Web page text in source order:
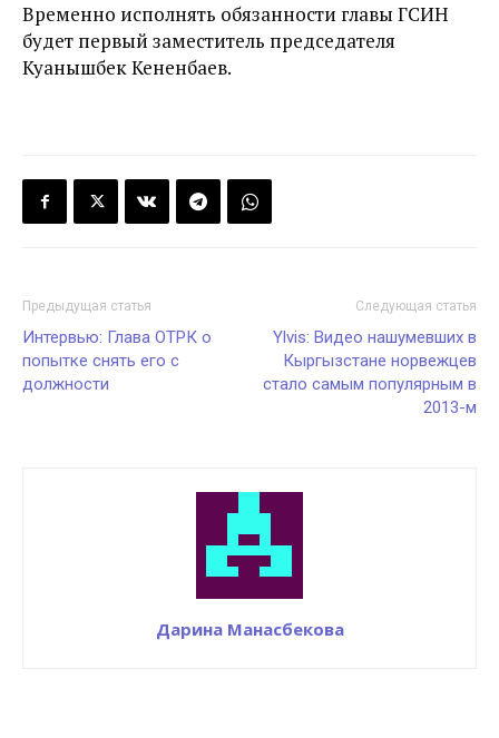
Временно исполнять обязанности главы ГСИН
будет первый заместитель председателя
Куанышбек Кененбаев.
Предыдущая статья
Интервью: Глава ОТРК о
попытке снять его с
должности
Следующая статья
Ylvis: Видео нашумевших в
Кыргызстане норвежцев
стало самым популярным в
2013-м
Дарина Манасбекова